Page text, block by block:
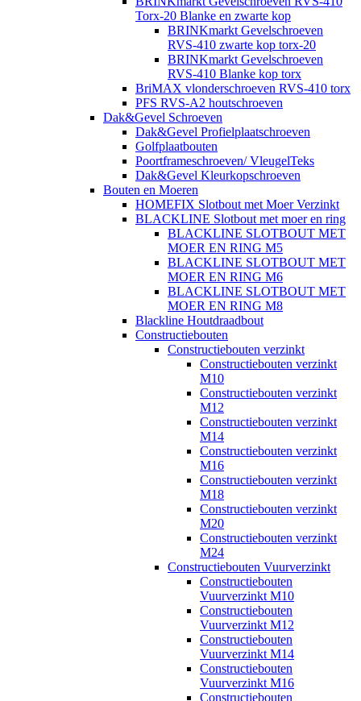
Torx-20 Blanke en zwarte kop
BRINKmarkt Gevelschroeven
RVS-410 zwarte kop torx-20
BRINKmarkt Gevelschroeven
RVS-410 Blanke kop torx
BriMAX vlonderschroeven RVS-410 torx
PFS RVS-A2 houtschroeven
Dak&Gevel Schroeven
Dak&Gevel Profielplaatschroeven
Golfplaatbouten
Poortframeschroeven/ VleugelTeks
Dak&Gevel Kleurkopschroeven
Bouten en Moeren
HOMEFIX Slotbout met Moer Verzinkt
BLACKLINE Slotbout met moer en ring
BLACKLINE SLOTBOUT MET
MOER EN RING M5
BLACKLINE SLOTBOUT MET
MOER EN RING M6
BLACKLINE SLOTBOUT MET
MOER EN RING M8
Blackline Houtdraadbout
Constructiebouten
Constructiebouten verzinkt
Constructiebouten verzinkt
M10
Constructiebouten verzinkt
M12
Constructiebouten verzinkt
M14
Constructiebouten verzinkt
M16
Constructiebouten verzinkt
M18
Constructiebouten verzinkt
M20
Constructiebouten verzinkt
M24
Constructiebouten Vuurverzinkt
Constructiebouten
Vuurverzinkt M10
Constructiebouten
Vuurverzinkt M12
Constructiebouten
Vuurverzinkt M14
Constructiebouten
Vuurverzinkt M16
Constructiebouten